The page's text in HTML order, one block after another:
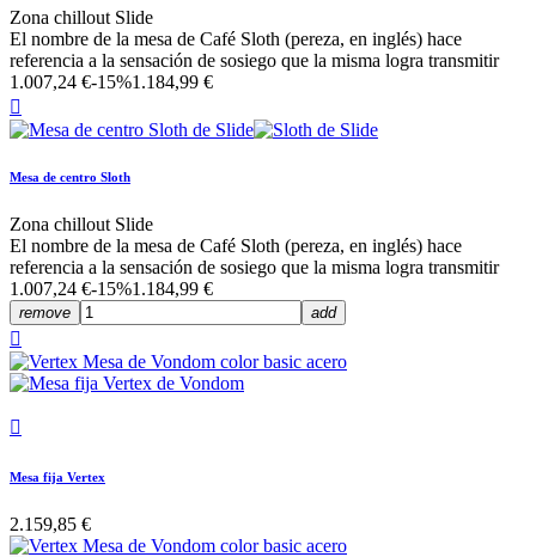
Zona chillout Slide
El nombre de la mesa de Café Sloth (pereza, en inglés) hace
referencia a la sensación de sosiego que la misma logra transmitir
1.007,24 €-15%1.184,99 €

Mesa de centro Sloth
Zona chillout Slide
El nombre de la mesa de Café Sloth (pereza, en inglés) hace
referencia a la sensación de sosiego que la misma logra transmitir
1.007,24 €-15%1.184,99 €
remove add


Mesa fija Vertex
2.159,85 €